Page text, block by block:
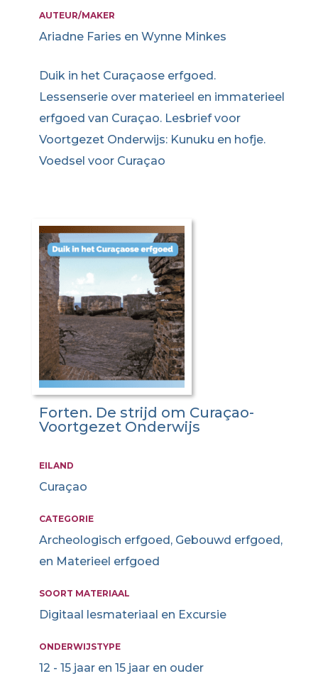
AUTEUR/MAKER
Ariadne Faries en Wynne Minkes
Duik in het Curaçaose erfgoed.
Lessenserie over materieel en immaterieel
erfgoed van Curaçao. Lesbrief voor
Voortgezet Onderwijs: Kunuku en hofje.
Voedsel voor Curaçao
Forten. De strijd om Curaçao-
Voortgezet Onderwijs
EILAND
Curaçao
CATEGORIE
Archeologisch erfgoed, Gebouwd erfgoed,
en Materieel erfgoed
SOORT MATERIAAL
Digitaal lesmateriaal en Excursie
ONDERWIJSTYPE
12 - 15 jaar en 15 jaar en ouder